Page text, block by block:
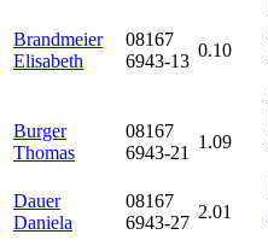
Brandmeier
Elisabeth
08167
6943-13
0.10
Burger
Thomas
08167
6943-21
1.09
Dauer
Daniela
08167
6943-27
2.01